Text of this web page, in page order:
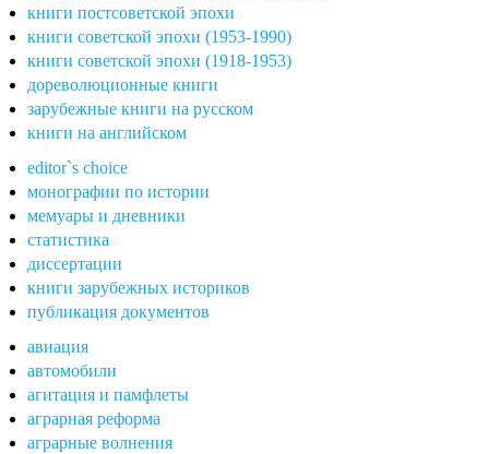
книги постсоветской эпохи
книги советской эпохи (1953-1990)
книги советской эпохи (1918-1953)
дореволюционные книги
зарубежные книги на русском
книги на английском
editor`s choice
монографии по истории
мемуары и дневники
статистика
диссертации
книги зарубежных историков
публикация документов
авиация
автомобили
агитация и памфлеты
аграрная реформа
аграрные волнения